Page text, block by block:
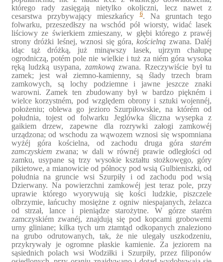
którego rady zasięgają nietylko okoliczni, lecz nawet z
cesarstwa przybywający mieszkańcy6. Na gruntach tego
folwarku, przeszedłszy na wschód pół wiorsty, widać lasek
liściowy ze świerkiem zmieszany, w głębi którego z prawéj
strony dróżki leśnej, wznosi się góra,kościelną zwana. Daléj
idąc tąż dróżką, już minąwszy lasek, ujrzym chałupę
ogrodniczą, potém pole nie wielkie i tuż za niém góra wysoka
ręką ludzką usypana, zamkowązwana. Rzeczywiście był tu
zamek; jest wał ziemno-kamienny, są ślady trzech bram
zamkowych, są lochy podziemne i jawne jeszcze znaki
warowni. Zamek ten zbudowany był w bardzo piękném i
wielce korzystném, pod względem obrony i sztuki wojennéj,
położeniu; oblewa go jezioro Szurpiłowskie, na którém od
południa, tojest od folwarku Jeglówka śliczna wysepka z
gaikiem drzew, zapewne dla rozrywki załogi zamkowéj
urządzona; od wschodu za wąwozem wznosi się wspomniana
wyżéj góra kościelna, od zachodu druga górastarém
zamczyskiem zwana; w dali w równéj prawie odległości od
zamku, usypane są trzy wysokie kształtu stożkowęgo, góry
pikietowe, a mianowicie od północy pod wsią Gulbieniszki, od
południa na gruncie wsi Szurpiły i od zachodu pod wsią
Dzierwany. Na powierzchni zamkowéj jest teraz pole, przy
uprawie którego wyorywują się kości ludzkie, piszczele
olbrzymie, łańcuchy mosiężne z ogniw niespajanych, żelazca
od strzał, lance i pieniądze starożytne. W górze starém
zamczyskiém zwanéj, znajdują się pod kopcami grobowemi
urny gliniane; kilka tych urn ztamtąd odkopanych znaleziono
na grubo odrutowanych, tak, że nie ulegały uszkodzeniu,
przykrywały je ogromne płaskie kamienie. Za jeziorem na
sąsiednich polach wsi Wodziłki i Szurpiły, przez filiponów